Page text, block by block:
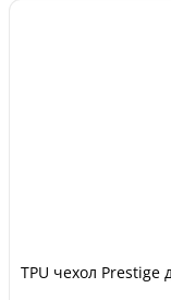
TPU чехол Prestige